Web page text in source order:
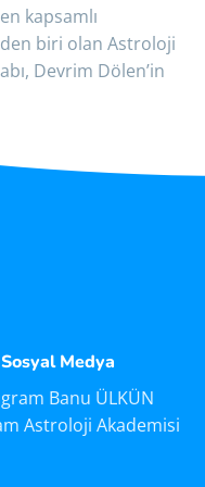
kapsamlı
biri olan Astroloji
Devrim Dölen’in
Sosyal Medya
Banu ÜLKÜN
Astroloji Akademisi